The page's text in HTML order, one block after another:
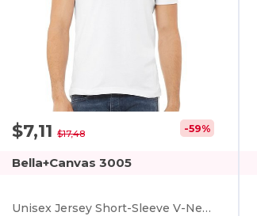
$7,11 $17,48 -59%
Bella+Canvas 3005
Unisex Jersey Short-Sleeve V-Neck T-Shirt